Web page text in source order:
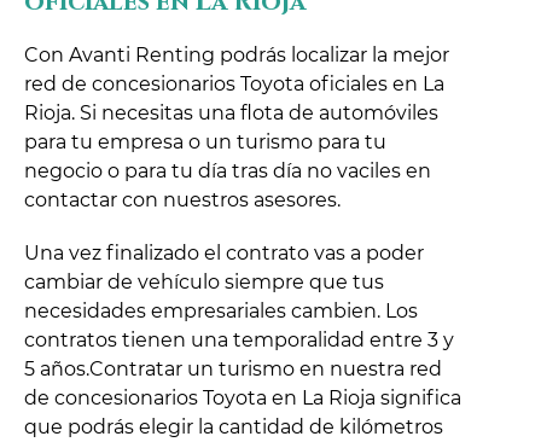
Con Avanti Renting podrás localizar la mejor
red de concesionarios Toyota oficiales en La
Rioja. Si necesitas una flota de automóviles
para tu empresa o un turismo para tu
negocio o para tu día tras día no vaciles en
contactar con nuestros asesores.
Una vez finalizado el contrato vas a poder
cambiar de vehículo siempre que tus
necesidades empresariales cambien. Los
contratos tienen una temporalidad entre 3 y
5 años.Contratar un turismo en nuestra red
de concesionarios Toyota en La Rioja significa
que podrás elegir la cantidad de kilómetros